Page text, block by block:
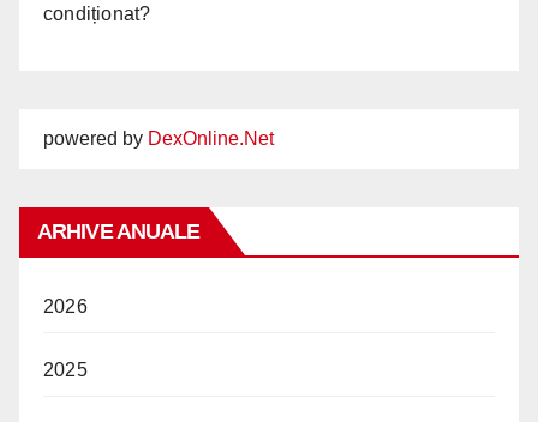
condiționat?
powered by DexOnline.Net
ARHIVE ANUALE
2026
2025